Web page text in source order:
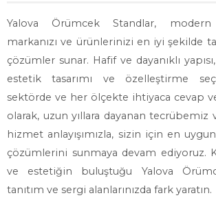
Yalova Örümcek Standlar, modern
markanızı ve ürünlerinizi en iyi şekilde
çözümler sunar. Hafif ve dayanıklı
estetik tasarımı ve özelleştirme
sektörde ve her ölçekte ihtiyaca cevap
olarak, uzun yıllara dayanan tecrübemiz
hizmet anlayışımızla, sizin için en
çözümlerini sunmaya devam ediyoruz.
ve estetiğin buluştuğu Yalova
tanıtım ve sergi alanlarınızda fark yaratın.